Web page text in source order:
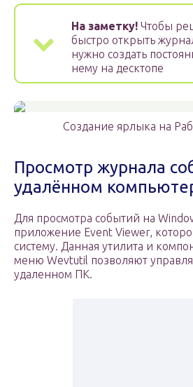
На заметку! Чтобы
быстро открыть
нужно создать
нему на десктопе
Создание ярлыка на
Просмотр журнала
удалённом
Для просмотра событий на
приложение Event Viewer,
систему. Данная утилита и
меню Wevtutil позволяют
удаленном ПК.